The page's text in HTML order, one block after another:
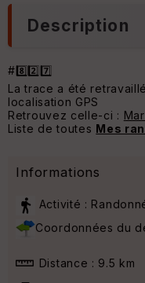
Description
#8️⃣2️⃣7️⃣
La trace a été
localisation GPS
Retrouvez celle-ci :
Liste de toutes Mes
Informations
Activité :
Coordonnées du
Distance : 9.5 km